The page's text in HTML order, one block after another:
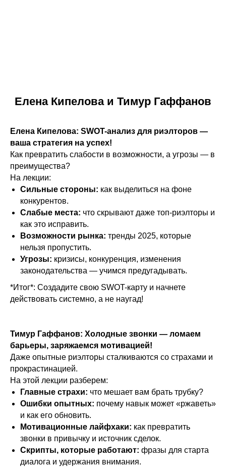
Елена Кипелова и Тимур Гаффанов
Елена Кипелова: SWOT-анализ для риэлторов —
ваша стратегия на успех!
Как превратить слабости в возможности, а угрозы — в
преимущества?
На лекции:
Сильные стороны: как выделиться на фоне
конкурентов.
Слабые места: что скрывают даже топ-риэлторы и
как это исправить.
Возможности рынка: тренды 2025, которые
нельзя пропустить.
Угрозы: кризисы, конкуренция, изменения
законодательства — учимся предугадывать.
*Итог*: Создадите свою SWOT-карту и начнете
действовать системно, а не наугад!
Тимур Гаффанов: Холодные звонки — ломаем
барьеры, заряжаемся мотивацией!
Даже опытные риэлторы сталкиваются со страхами и
прокрастинацией.
На этой лекции разберем:
Главные страхи: что мешает вам брать трубку?
Ошибки опытных: почему навык может «ржаветь»
и как его обновить.
Мотивационные лайфхаки: как превратить
звонки в привычку и источник сделок.
Скрипты, которые работают: фразы для старта
диалога и удержания внимания.